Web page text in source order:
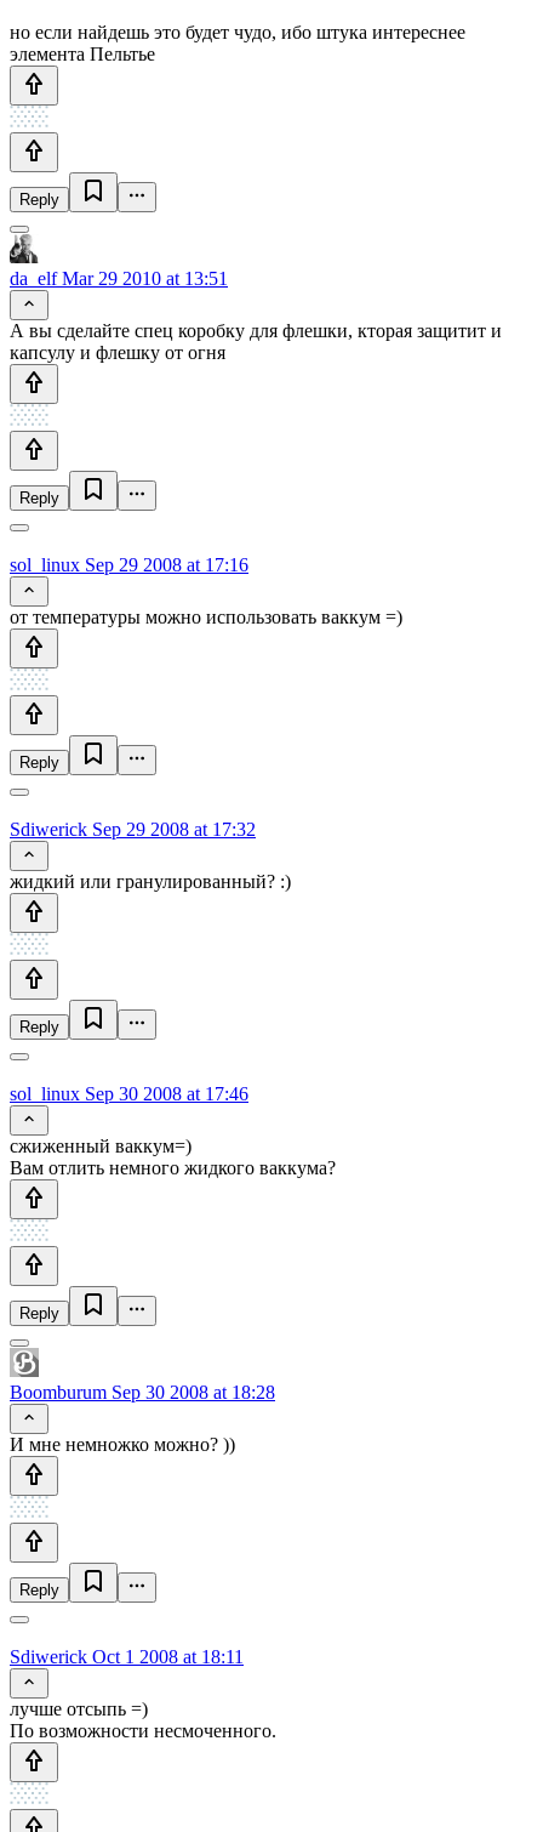
но если найдешь это будет чудо, ибо штука интереснее
элемента Пельтье
Reply
da_elfMar 29 2010 at 13:51
А вы сделайте спец коробку для флешки, кторая защитит и
капсулу и флешку от огня
Reply
sol_linux Sep 29 2008 at 17:16
от температуры можно использовать ваккум =)
Reply
Sdiwerick Sep 29 2008 at 17:32
жидкий или гранулированный? :)
Reply
sol_linux Sep 30 2008 at 17:46
сжиженный ваккум=)
Вам отлить немного жидкого ваккума?
Reply
Boomburum Sep 30 2008 at 18:28
И мне немножко можно? ))
Reply
Sdiwerick Oct 1 2008 at 18:11
лучше отсыпь =)
По возможности несмоченного.